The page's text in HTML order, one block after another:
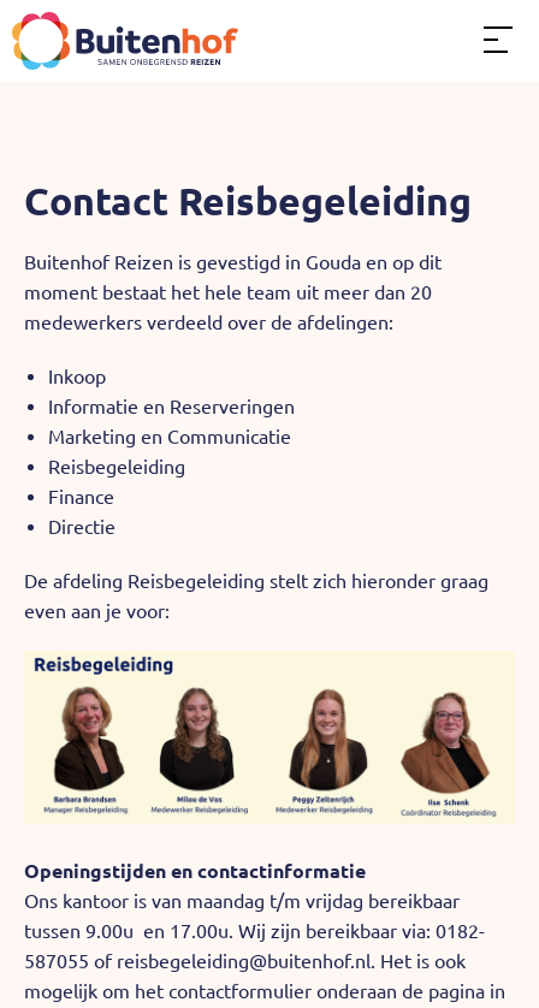
Over ons
Dit kun je doen
Word Teamleider
FAQ's
Contact Reisbegeleiding
Buitenhof Reizen is gevestigd in Gouda en op dit
moment bestaat het hele team uit meer dan 20
medewerkers verdeeld over de afdelingen:
Inkoop
Informatie en Reserveringen
Marketing en Communicatie
Reisbegeleiding
Finance
Directie
De afdeling Reisbegeleiding stelt zich hieronder graag
even aan je voor:
Openingstijden en contactinformatie
Ons kantoor is van maandag t/m vrijdag bereikbaar
tussen 9.00u en 17.00u. Wij zijn bereikbaar via: 0182-
587055 of reisbegeleiding@buitenhof.nl. Het is ook
mogelijk om het contactformulier onderaan de pagina in